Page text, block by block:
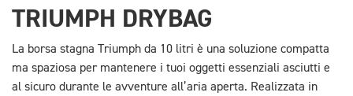
TRIUMPH DRYBAG
La borsa stagna Triumph da 10 litri è una soluzione compatta
ma spaziosa per mantenere i tuoi oggetti essenziali asciutti e
al sicuro durante le avventure all’aria aperta. Realizzata in